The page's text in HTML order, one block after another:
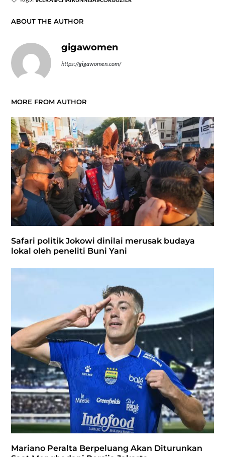
ABOUT THE AUTHOR
gigawomen
https://gigawomen.com/
MORE FROM AUTHOR
Safari politik Jokowi dinilai merusak budaya
lokal oleh peneliti Buni Yani
Mariano Peralta Berpeluang Akan Diturunkan